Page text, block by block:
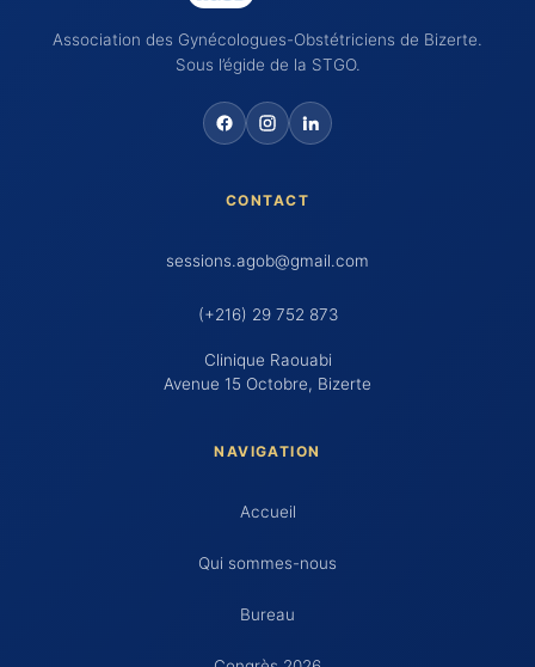
Association des Gynécologues-Obstétriciens de Bizerte.
Sous l’égide de la STGO.
CONTACT
sessions.agob@gmail.com
(+216) 29 752 873
Clinique Raouabi
Avenue 15 Octobre, Bizerte
NAVIGATION
Accueil
Qui sommes-nous
Bureau